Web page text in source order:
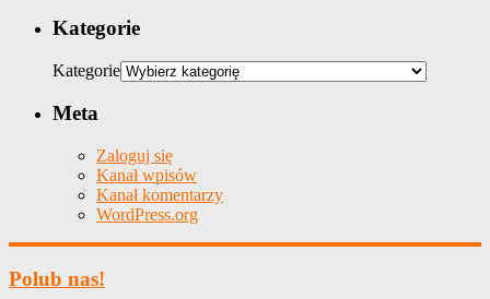
Kategorie
Kategorie
Meta
Zaloguj się
Kanał wpisów
Kanał komentarzy
WordPress.org
Polub nas!